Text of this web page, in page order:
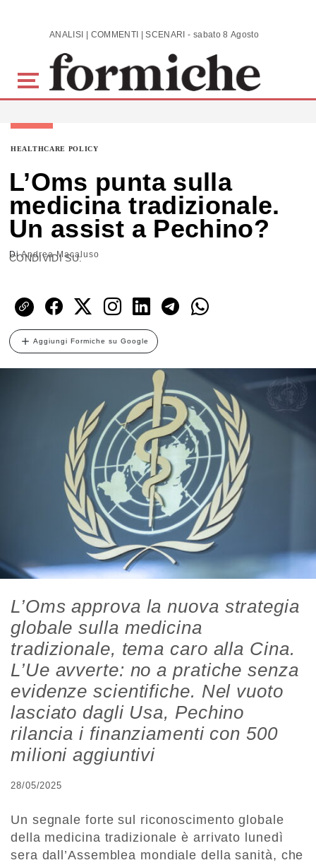
Skip to main content ANALISI | COMMENTI | SCENARI - sabato 8 Agosto 2026
HEALTHCARE POLICY
L’Oms punta sulla
medicina tradizionale.
Un assist a Pechino?
DiAndrea Macaluso
CONDIVIDI SU:
Aggiungi Formiche su Google
L’Oms approva la nuova strategia
globale sulla medicina
tradizionale, tema caro alla Cina.
L’Ue avverte: no a pratiche senza
evidenze scientifiche. Nel vuoto
lasciato dagli Usa, Pechino
rilancia i finanziamenti con 500
milioni aggiuntivi
28/05/2025
Un segnale forte sul riconoscimento globale
della medicina tradizionale è arrivato lunedì
sera dall’Assemblea mondiale della sanità, che